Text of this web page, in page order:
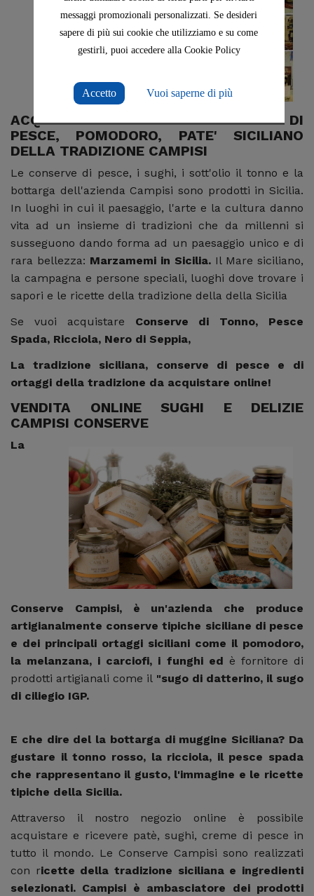
messaggi promozionali personalizzati. Se desideri
sapere di più sui cookie che utilizziamo e su come
gestirli, puoi accedere alla Cookie Policy
Accetto Vuoi saperne di più
ACQUISTARE CONSERVE E SUGHI DI
PESCE, POMODORO, PATE' SICILIANO
DELLA TRADIZIONE CAMPISI
Le conserve di pesce, i sughi, i sott'olio il tonno e la
bottarga dell'azienda Campisi sono prodotti in Sicilia.
In luoghi in cui il paesaggio, l'arte e la cultura danno
vita ad un insieme di tradizioni che da millenni si
susseguono dando forma ad un paesaggio unico e di
rara bellezza: Marzamemi in Sicilia. Il Mare siciliano,
la campagna e persone speciali, luoghi dove trovare i
sapori e le ricette della tradizione della della Sicilia
Se vuoi acquistare Conserve di Tonno, Pesce
Spada, Ricciola, Nero di Seppia,
La tradizione siciliana, conserve di pesce e di
ortaggi della tradizione da acquistare online!
VENDITA ONLINE SUGHI E DELIZIE
CAMPISI CONSERVE
La
Conserve Campisi, è un'azienda che produce
artigianalmente conserve tipiche siciliane di pesce
e dei principali ortaggi siciliani come il pomodoro,
la melanzana, i carciofi, i funghi ed è fornitore di
prodotti artigianali come il "sugo di datterino, il sugo
di ciliegio IGP.
E che dire del la bottarga di muggine Siciliana? Da
gustare il tonno rosso, la ricciola, il pesce spada
che rappresentano il gusto, l'immagine e le ricette
tipiche della Sicilia.
Attraverso il nostro negozio online è possibile
acquistare e ricevere patè, sughi, creme di pesce in
tutto il mondo. Le Conserve Campisi sono realizzati
con ricette della tradizione siciliana e ingredienti
selezionati. Campisi è ambasciatore dei prodotti